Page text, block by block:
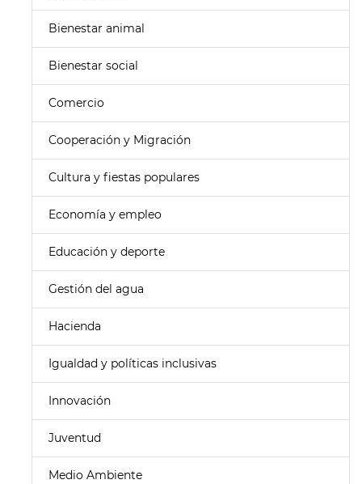
Bienestar animal
Bienestar social
Comercio
Cooperación y Migración
Cultura y fiestas populares
Economía y empleo
Educación y deporte
Gestión del agua
Hacienda
Igualdad y políticas inclusivas
Innovación
Juventud
Medio Ambiente